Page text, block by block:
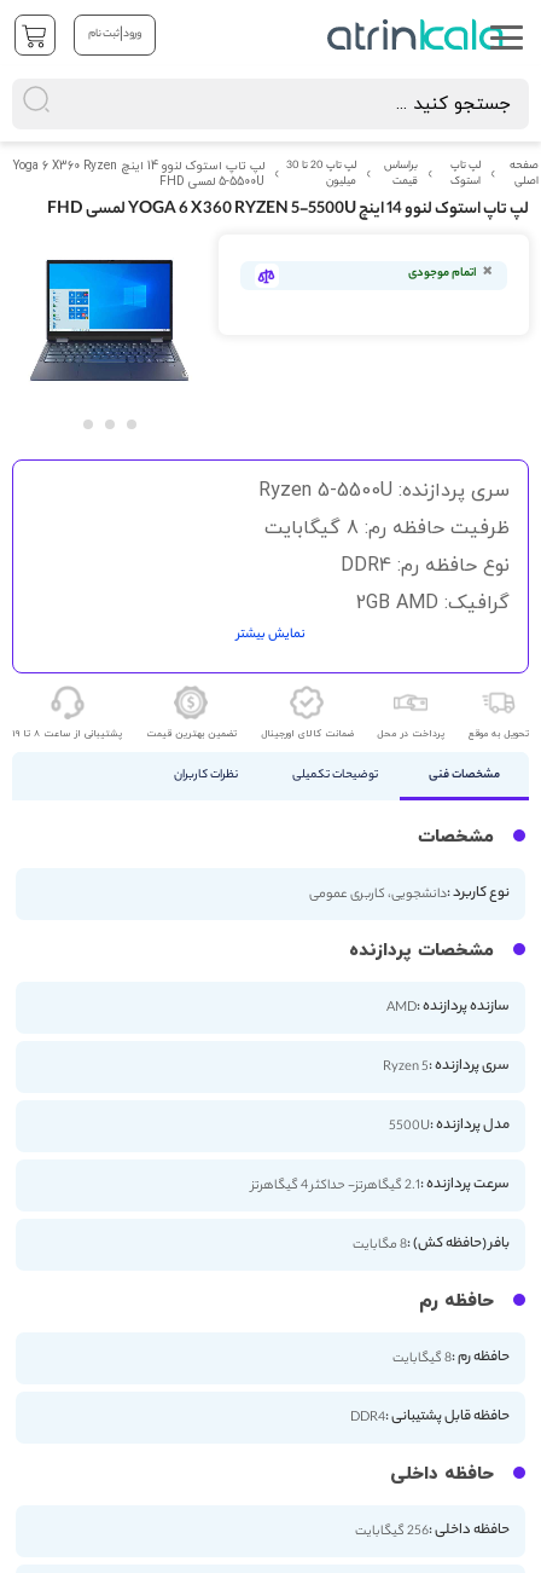
ورود|ثبت نام
صفحه
اصلی
لپ تاپ
استوک
براساس
قیمت
لپ تاپ 20 تا 30
میلیون
لپ تاپ استوک لنوو 14 اینچ Yoga 6 X360 Ryzen
5-5500U لمسی FHD
لپ تاپ استوک لنوو 14 اینچ YOGA 6 X360 RYZEN 5-5500U لمسی FHD
تصاویر
اتمام موجودی
سری پردازنده: Ryzen 5-5500U
ظرفیت حافظه رم: 8 گیگابایت
نوع حافظه رم: DDR4
گرافیک: 2GB AMD
اندازه صفحه نمایش: 14 اینچ
کیفیت صفحه نمایش: FHD
نمایش بیشتر
تحویل به موقع پرداخت در محل ضمانت کالای اورجینال تضمین بهترین قیمت پشتیبانی از ساعت 8 تا 19
مشخصات فنی توضیحات تکمیلی نظرات کاربران
مشخصات
نوع کاربرد :دانشجویی، کاربری عمومی
مشخصات پردازنده
سازنده پردازنده :AMD
سری پردازنده :Ryzen 5
مدل پردازنده :5500U
سرعت پردازنده :2.1 گیگاهرتز- حداکثر 4 گیگاهرتز
بافر (حافظه کش) :8 مگابایت
حافظه رم
حافظه رم :8 گیگابایت
حافظه قابل پشتیبانی :DDR4
حافظه داخلی
حافظه داخلی :256 گیگابایت